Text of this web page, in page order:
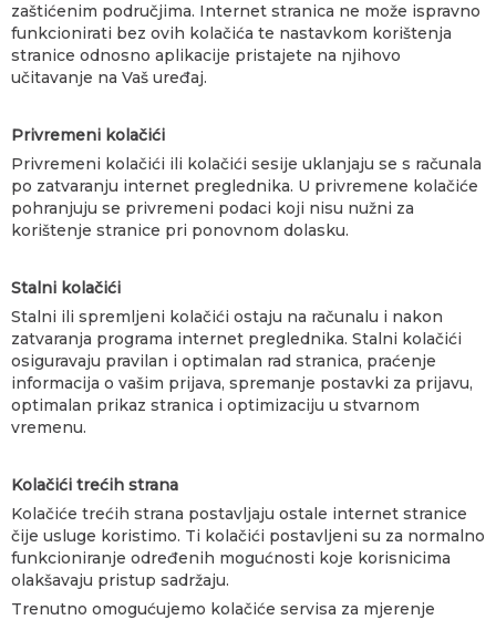
zaštićenim područjima. Internet stranica ne može ispravno
funkcionirati bez ovih kolačića te nastavkom korištenja
stranice odnosno aplikacije pristajete na njihovo
učitavanje na Vaš uređaj.
Privremeni kolačići
Privremeni kolačići ili kolačići sesije uklanjaju se s računala
po zatvaranju internet preglednika. U privremene kolačiće
pohranjuju se privremeni podaci koji nisu nužni za
korištenje stranice pri ponovnom dolasku.
Stalni kolačići
Stalni ili spremljeni kolačići ostaju na računalu i nakon
zatvaranja programa internet preglednika. Stalni kolačići
osiguravaju pravilan i optimalan rad stranica, praćenje
informacija o vašim prijava, spremanje postavki za prijavu,
optimalan prikaz stranica i optimizaciju u stvarnom
vremenu.
Kolačići trećih strana
Kolačiće trećih strana postavljaju ostale internet stranice
čije usluge koristimo. Ti kolačići postavljeni su za normalno
funkcioniranje određenih mogućnosti koje korisnicima
olakšavaju pristup sadržaju.
Trenutno omogućujemo kolačiće servisa za mjerenje